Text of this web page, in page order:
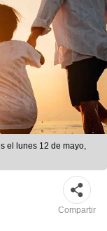
el lunes 12 de mayo,
Compartir